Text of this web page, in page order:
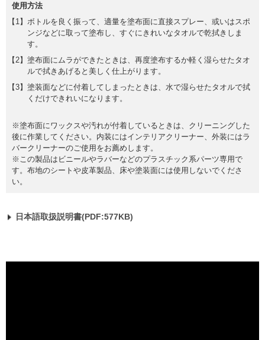
使用方法
ボトルを良く振って、適量を塗布面に直接スプレー、或いはスポ
ンジなどに取って塗布し、すぐにきれいなタオルで乾拭きしま
す。
塗布面にムラができたときは、再度塗布するか軽く湿らせたタオ
ルで拭きあげると美しく仕上がります。
塗装面などに付着してしまったときは、水で湿らせたタオルで拭
くだけできれいになります。
※塗布面にワックスや汚れが付着しているときは、クリーニングした
後に作業してください。内装にはインテリアクリーナー、外装にはラ
バークリーナーのご使用をお薦めします。
※この製品はビニールやラバーなどのプラスチック系パーツ専用で
す。布地のシートや皮革製品、床や塗装面には使用しないでくださ
い。
日本語取扱説明書(PDF:577KB)